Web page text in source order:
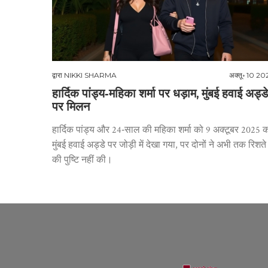
द्वारा NIKKI SHARMA अक्तू॰ 10
हार्दिक पांड्य‑महिका शर्मा पर धड़ाम, मुंबई हवाई अड्डे
पर मिलन
हार्दिक पांड्य और 24‑साल की महिका शर्मा को 9 अक्टूबर 2025
मुंबई हवाई अड्डे पर जोड़ी में देखा गया, पर दोनों ने अभी तक रिशते
की पुष्टि नहीं की।